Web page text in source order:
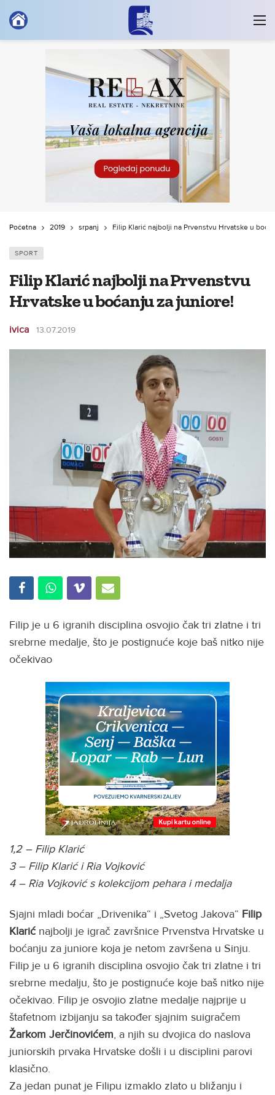
Početna 2019 srpanj Filip Klarić najbolji na Prvenstvu Hrvatske u
SPORT
Filip Klarić najbolji na Prvenstvu
Hrvatske u boćanju za juniore!
ivica 13.07.2019
Filip je u 6 igranih disciplina osvojio čak tri zlatne i tri
srebrne medalje, što je postignuće koje baš nitko nije
očekivao
1,2 – Filip Klarić
3 – Filip Klarić i Ria Vojković
4 – Ria Vojković s kolekcijom pehara i medalja
Sjajni mladi boćar „Drivenika“ i „Svetog Jakova“ Filip
Klarićnajbolji je igrač završnice Prvenstva Hrvatske u
boćanju za juniore koja je netom završena u Sinju.
Filip je u 6 igranih disciplina osvojio čak tri zlatne i tri
srebrne medalju, što je postignuće koje baš nitko nije
očekivao. Filip je osvojio zlatne medalje najprije u
štafetnom izbijanju sa također sjajnim suigračem
Žarkom Jerčinovićem, a njih su dvojica do naslova
juniorskih prvaka Hrvatske došli i u disciplini parovi
klasično.
Za jedan punat je Filipu izmaklo zlato u bližanju i